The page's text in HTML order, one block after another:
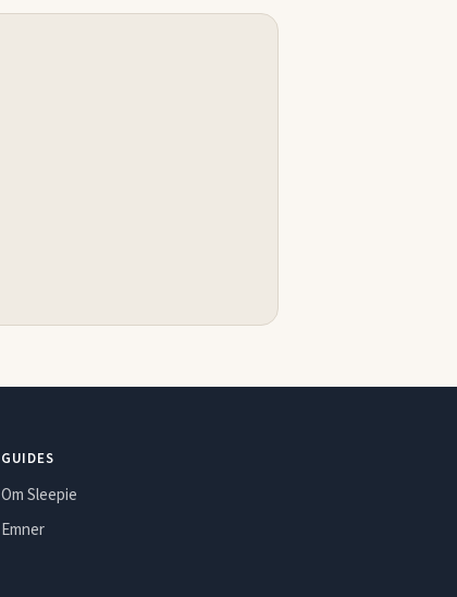
GUIDES
Om Sleepie
Emner